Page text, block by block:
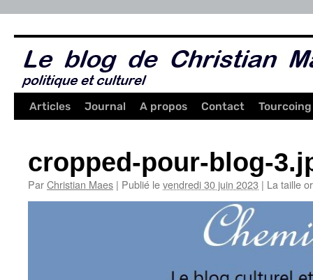
Articles Journal A propos Contact Tourcoing
cropped-pour-blog-
ParChristian Maes | Publié levendredi 30 juin 2023 | La taille